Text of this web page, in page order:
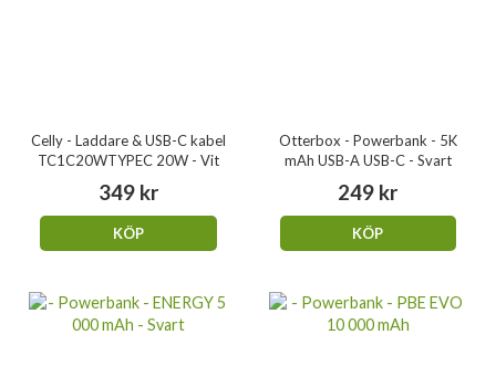
Celly - Laddare & USB-C kabel
TC1C20WTYPEC 20W - Vit
349 kr
KÖP
Otterbox - Powerbank - 5K
mAh USB-A USB-C - Svart
249 kr
KÖP